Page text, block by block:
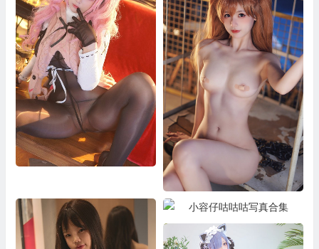
橙子喵酱写真合集
小容仔咕咕咕写真合集